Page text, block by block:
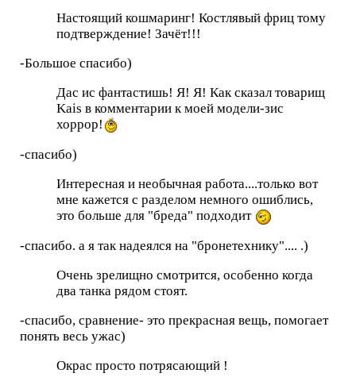
Настоящий кошмаринг! Костлявый фриц тому
подтверждение! Зачёт!!!
-Большое спасибо)
Дас ис фантастишь! Я! Я! Как сказал товарищ
Kais в комментарии к моей модели-зис
хоррор!
-спасибо)
Интересная и необычная работа....только вот
мне кажется с разделом немного ошиблись,
это больше для "бреда" подходит
-спасибо. а я так надеялся на "бронетехнику".... .)
Очень зрелищно смотрится, особенно когда
два танка рядом стоят.
-спасибо, сравнение- это прекрасная вещь, помогает
понять весь ужас)
Окрас просто потрясающий !